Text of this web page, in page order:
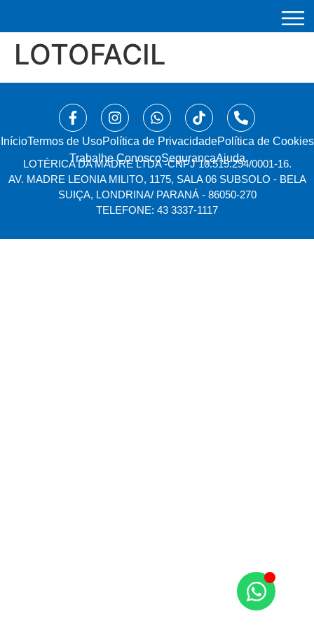
LOTOFACIL
Início⁠Termos de UsoPolítica de PrivacidadePolítica de Cookies
Trabalhe ConoscoSegurançaAjuda
LOTÉRICA DA MADRE LTDA -CNPJ 10.519.294/0001-16.
AV. MADRE LEONIA MILITO, 1175, SALA 06 SUBSOLO - BELA
SUIÇA, LONDRINA/ PARANÁ - 86050-270
TELEFONE: 43 3337-1117